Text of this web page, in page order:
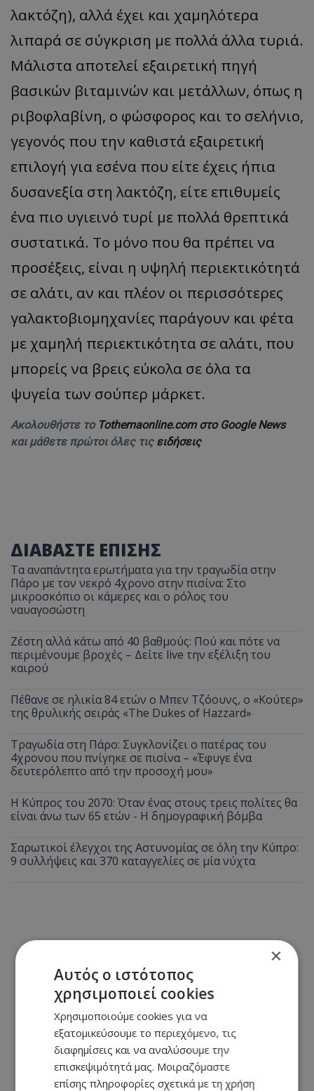
λακτόζη), αλλά έχει και χαμηλότερα
λιπαρά σε σύγκριση με πολλά άλλα τυριά.
Μάλιστα αποτελεί εξαιρετική πηγή
βασικών βιταμινών και μετάλλων, όπως η
ριβοφλαβίνη, ο φώσφορος και το σελήνιο,
γεγονός που την καθιστά εξαιρετική
επιλογή για εσένα που είτε έχεις ήπια
δυσανεξία στη λακτόζη, είτε επιθυμείς
ένα πιο υγιεινό τυρί με πολλά θρεπτικά
συστατικά. Το μόνο που θα πρέπει να
προσέξεις, είναι η υψηλή περιεκτικότητά
σε αλάτι, αν και πλέον οι περισσότερες
γαλακτοβιομηχανίες παράγουν και φέτα
με χαμηλή περιεκτικότητα σε αλάτι, που
μπορείς να βρεις εύκολα σε όλα τα
ψυγεία των σούπερ μάρκετ.
Ακολουθήστε το Tothemaonline.com στο Google News
και μάθετε πρώτοι όλες τις ειδήσεις
ΔΙΑΒΑΣΤΕ ΕΠΙΣΗΣ
Τα αναπάντητα ερωτήματα για την τραγωδία στην
Πάρο με τον νεκρό 4χρονο στην πισίνα: Στο
μικροσκόπιο οι κάμερες και ο ρόλος του
ναυαγοσώστη
Ζέστη αλλά κάτω από 40 βαθμούς: Πού και πότε να
περιμένουμε βροχές – Δείτε live την εξέλιξη του
καιρού
Πέθανε σε ηλικία 84 ετών ο Μπεν Τζόουνς, ο «Κούτερ»
της θρυλικής σειράς «The Dukes of Hazzard»
Τραγωδία στη Πάρο: Συγκλονίζει ο πατέρας του
4χρονου που πνίγηκε σε πισίνα – «Έφυγε ένα
δευτερόλεπτο από την προσοχή μου»
Η Κύπρος του 2070: Όταν ένας στους τρεις πολίτες θα
είναι άνω των 65 ετών - Η δημογραφική βόμβα
Σαρωτικοί έλεγχοι της Αστυνομίας σε όλη την Κύπρο:
9 συλλήψεις και 370 καταγγελίες σε μία νύχτα
×
Αυτός ο ιστότοπος
χρησιμοποιεί cookies
Χρησιμοποιούμε cookies για να
εξατομικεύσουμε το περιεχόμενο, τις
διαφημίσεις και να αναλύσουμε την
επισκεψιμότητά μας. Μοιραζόμαστε
επίσης πληροφορίες σχετικά με τη χρήση